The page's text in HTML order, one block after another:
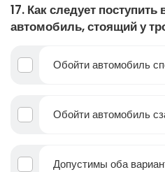
17. Как следует
автомобиль, стоящий у
Обойти автомобиль
Обойти автомобиль
Допустимы оба